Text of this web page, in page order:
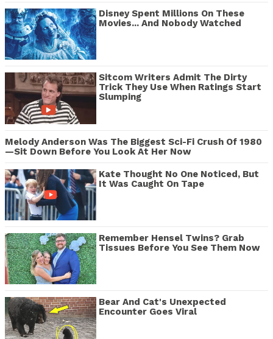
Disney Spent Millions On These
Movies... And Nobody Watched
Sitcom Writers Admit The Dirty
Trick They Use When Ratings Start
Slumping
Melody Anderson Was The Biggest Sci-Fi Crush Of 1980
—Sit Down Before You Look At Her Now
Kate Thought No One Noticed, But
It Was Caught On Tape
Remember Hensel Twins? Grab
Tissues Before You See Them Now
Bear And Cat's Unexpected
Encounter Goes Viral